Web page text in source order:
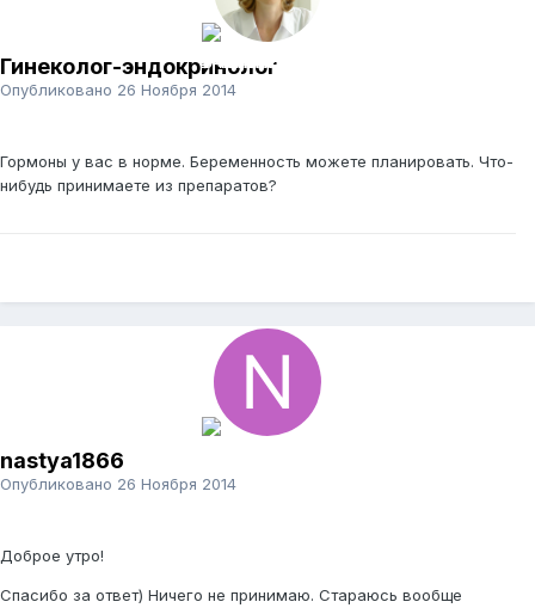
Гинеколог-эндокринолог
Опубликовано 26 Ноября 2014
Гормоны у вас в норме. Беременность можете планировать. Что-
нибудь принимаете из препаратов?
nastya1866
Опубликовано 26 Ноября 2014
Доброе утро!
Спасибо за ответ) Ничего не принимаю. Стараюсь вообще